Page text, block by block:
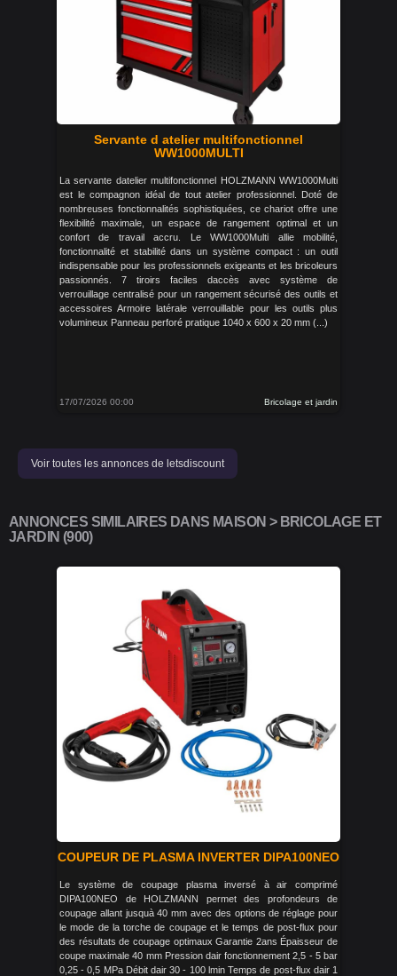
Servante d atelier multifonctionnel
WW1000MULTI
La servante datelier multifonctionnel HOLZMANN WW1000Multi
est le compagnon idéal de tout atelier professionnel. Doté de
nombreuses fonctionnalités sophistiquées, ce chariot offre une
flexibilité maximale, un espace de rangement optimal et un
confort de travail accru. Le WW1000Multi allie mobilité,
fonctionnalité et stabilité dans un système compact : un outil
indispensable pour les professionnels exigeants et les bricoleurs
passionnés. 7 tiroirs faciles daccès avec système de
verrouillage centralisé pour un rangement sécurisé des outils et
accessoires Armoire latérale verrouillable pour les outils plus
volumineux Panneau perforé pratique 1040 x 600 x 20 mm (...)
17/07/2026 00:00 Bricolage et jardin
Voir toutes les annonces de letsdiscount
ANNONCES SIMILAIRES DANS MAISON > BRICOLAGE ET
JARDIN (900)
COUPEUR DE PLASMA INVERTER DIPA100NEO
Le système de coupage plasma inversé à air comprimé
DIPA100NEO de HOLZMANN permet des profondeurs de
coupage allant jusquà 40 mm avec des options de réglage pour
le mode de la torche de coupage et le temps de post-flux pour
des résultats de coupage optimaux Garantie 2ans Épaisseur de
coupe maximale 40 mm Pression dair fonctionnement 2,5 - 5 bar
0,25 - 0,5 MPa Débit dair 30 - 100 lmin Temps de post-flux dair 1